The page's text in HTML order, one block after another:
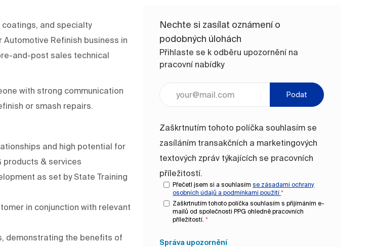
coatings, and specialty
Refinish business in
and-post sales technical
with strong communication
or smash repairs.
and high potential for
products & services
as set by State Training
in conjunction with relevant
demonstrating the benefits of
Nechte si zasílat oznámení o
podobných úlohách
Přihlaste se k odběru upozornění na
pracovní nabídky
Zaškrtnutím tohoto políčka souhlasím se
zasíláním transakčních a marketingových
textových zpráv týkajících se pracovních
příležitostí.
Přečetl jsem si a souhlasímse zásadami ochrany
osobních údajů apodmínkami použití*
Zaškrtnutím tohoto políčka souhlasím s přijímáním e-
mailů od společnosti PPG ohledně pracovních
příležitostí. *
Podat
Správa upozornění